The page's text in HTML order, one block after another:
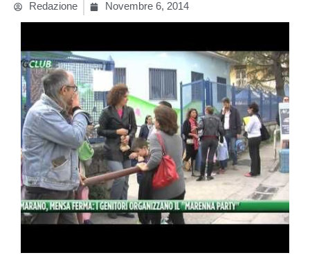
Redazione Novembre 6, 2014